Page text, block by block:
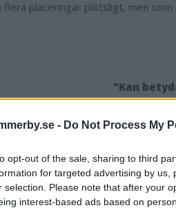
- Do Not Process My
opt-out of the sale, sharing to third
for targeted advertising by
selection. Please note that after your
interest-based ads based on
flera placeringar plötsligt, men
"Kan
är framför allt det som sticker
nu.
du som ordförande i en